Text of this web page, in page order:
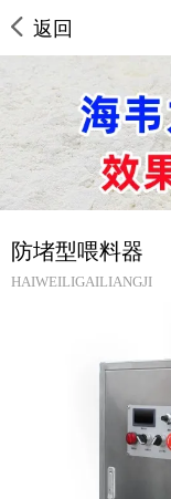
返回
防堵型喂料器
HAIWEILIGAILIANGJI